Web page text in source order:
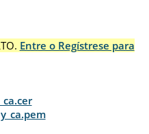
Entre o Regístrese para